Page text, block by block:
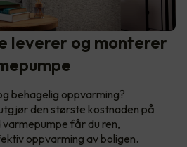
leverer og monterer
behagelig oppvarming?
den største kostnaden på
får du ren,
oppvarming av boligen.